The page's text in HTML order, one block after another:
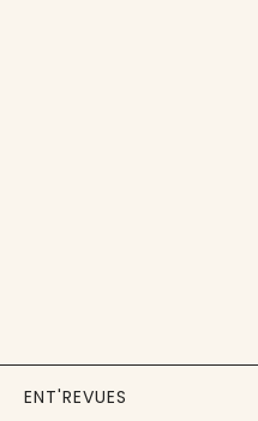
ENT'REVUES